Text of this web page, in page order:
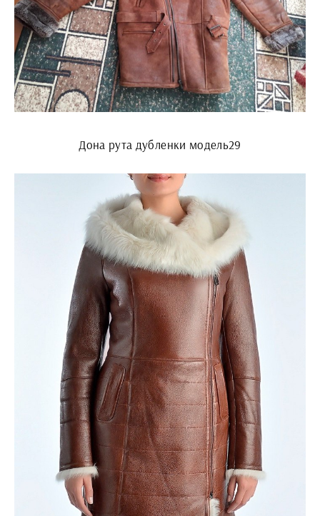
Дона рута дубленки модель29